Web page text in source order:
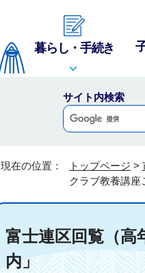
暮らし・手続き
サイト内検索
現在の位置： トップページ >
クラブ教養講座
富士連区回覧（高
内」